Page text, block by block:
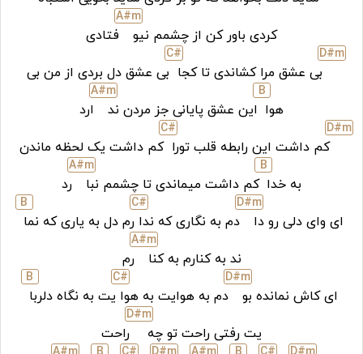
کردی باور کن از چشمم نیو
A#m
فتادی
D#m
بی عشق مرا کشاندی تا کجا
C#
بی عشق دل بردی از من بی
هوا
B
این عشق پایانی جز مردن ند
A#m
ارد
D#m
کم داشت این رابطه قلب تورا
C#
کم داشت یک لحظه ماندن
به خدا
B
کم داشت میماندی تا چشمم نبا
A#m
رد
ای وای دلی رو دا
D#m
دم به نگاری که ندا
C#
رم دل به یاری که نما
B
ند به کنارم به کنا
A#m
رم
ای کاش نمانده بو
D#m
دم به هوایت به هوا
C#
یت به نگاه دلربا
B
یت رفتی راحت تو چه
D#m
راحت